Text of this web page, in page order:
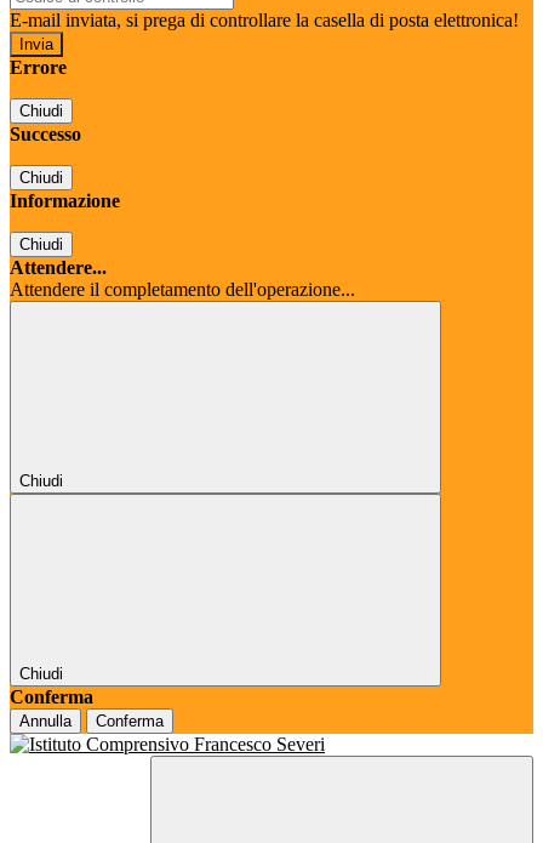
E-mail inviata, si prega di controllare la casella di posta elettronica!
Errore
Chiudi
Successo
Chiudi
Informazione
Chiudi
Attendere...
Attendere il completamento dell'operazione...
Chiudi
Chiudi
Conferma
Annulla Conferma